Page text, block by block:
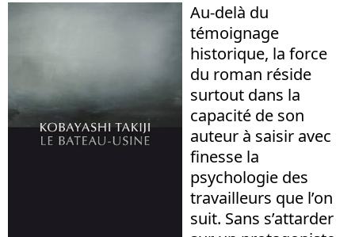
Au-delà du
témoignage
historique, la force
du roman réside
surtout dans la
capacité de son
auteur à saisir avec
finesse la
psychologie des
travailleurs que l’on
suit. Sans s’attarder